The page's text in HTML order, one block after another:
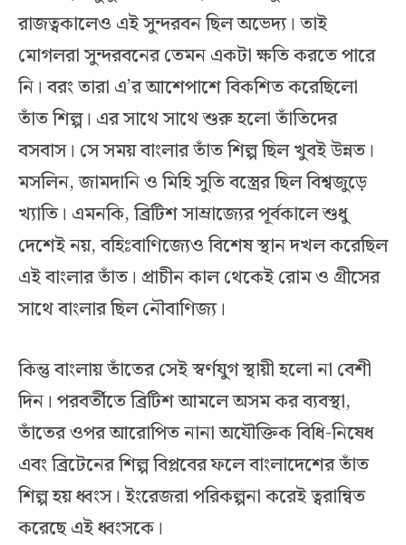
রাজত্বকালেও এই সুন্দরবন ছিল অভেদ্য। তাই
মোগলরা সুন্দরবনের তেমন একটা ক্ষতি করতে পারে
নি। বরং তারা এ’র আশেপাশে বিকশিত করেছিলো
তাঁত শিল্প। এর সাথে সাথে শুরু হলো তাঁতিদের
বসবাস। সে সময় বাংলার তাঁত শিল্প ছিল খুবই উন্নত।
মসলিন, জামদানি ও মিহি সুতি বস্ত্রের ছিল বিশ্বজুড়ে
খ্যাতি। এমনকি, ব্রিটিশ সাম্রাজ্যের পূর্বকালে শুধু
দেশেই নয়, বহিঃবাণিজ্যেও বিশেষ স্থান দখল করেছিল
এই বাংলার তাঁত। প্রাচীন কাল থেকেই রোম ও গ্রীসের
সাথে বাংলার ছিল নৌবাণিজ্য।
কিন্তু বাংলায় তাঁতের সেই স্বর্ণযুগ স্থায়ী হলো না বেশী
দিন। পরবর্তীতে ব্রিটিশ আমলে অসম কর ব্যবস্থা,
তাঁতের ওপর আরোপিত নানা অযৌক্তিক বিধি-নিষেধ
এবং ব্রিটেনের শিল্প বিপ্লবের ফলে বাংলাদেশের তাঁত
শিল্প হয় ধ্বংস। ইংরেজরা পরিকল্পনা করেই ত্বরান্বিত
করেছে এই ধ্বংসকে।